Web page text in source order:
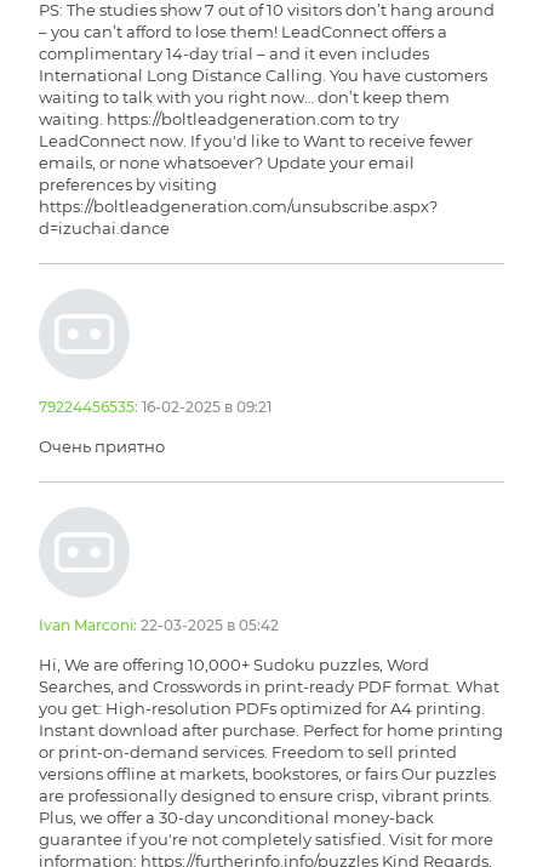
PS: The studies show 7 out of 10 visitors don’t hang around
– you can’t afford to lose them! LeadConnect offers a
complimentary 14-day trial – and it even includes
International Long Distance Calling. You have customers
waiting to talk with you right now… don’t keep them
waiting. https://boltleadgeneration.com to try
LeadConnect now. If you'd like to Want to receive fewer
emails, or none whatsoever? Update your email
preferences by visiting
https://boltleadgeneration.com/unsubscribe.aspx?
d=izuchai.dance
79224456535: 16-02-2025 в 09:21
Очень приятно
Ivan Marconi: 22-03-2025 в 05:42
Hi, We are offering 10,000+ Sudoku puzzles, Word
Searches, and Crosswords in print-ready PDF format. What
you get: High-resolution PDFs optimized for A4 printing.
Instant download after purchase. Perfect for home printing
or print-on-demand services. Freedom to sell printed
versions offline at markets, bookstores, or fairs Our puzzles
are professionally designed to ensure crisp, vibrant prints.
Plus, we offer a 30-day unconditional money-back
guarantee if you're not completely satisfied. Visit for more
information: https://furtherinfo.info/puzzles Kind Regards,